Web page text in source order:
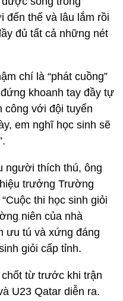
đến thế và lâu lắm rồi
đủ tất cả những nét
chí là “phát cuồng”
khoanh tay đầy tự
công với đội tuyển
em nghĩ học sinh sẽ
người thích thú, ông
trưởng Trường
thi học sinh giỏi
niên của nhà
ưu tú và xứng đáng
giỏi cấp tỉnh.
từ trước khi trận
U23 Qatar diễn ra.